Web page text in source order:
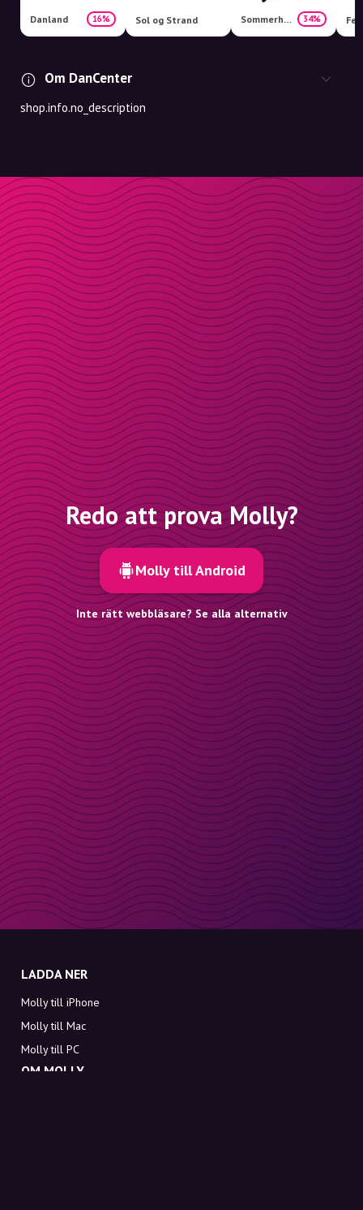
Danland 16% Sol og Strand SommerhuseDanmark.dk 34%
Om DanCenter
shop.info.no_description
Redo att prova Molly?
Molly till Android
Inte rätt webbläsare? Se alla alternativ
LADDA NER
Molly till iPhone
Molly till Mac
Molly till PC
OM MOLLY